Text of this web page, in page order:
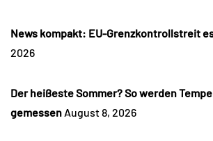
News kompakt: EU-Grenzkontrollstreit
2026
Der heißeste Sommer? So werden
gemessen August 8, 2026